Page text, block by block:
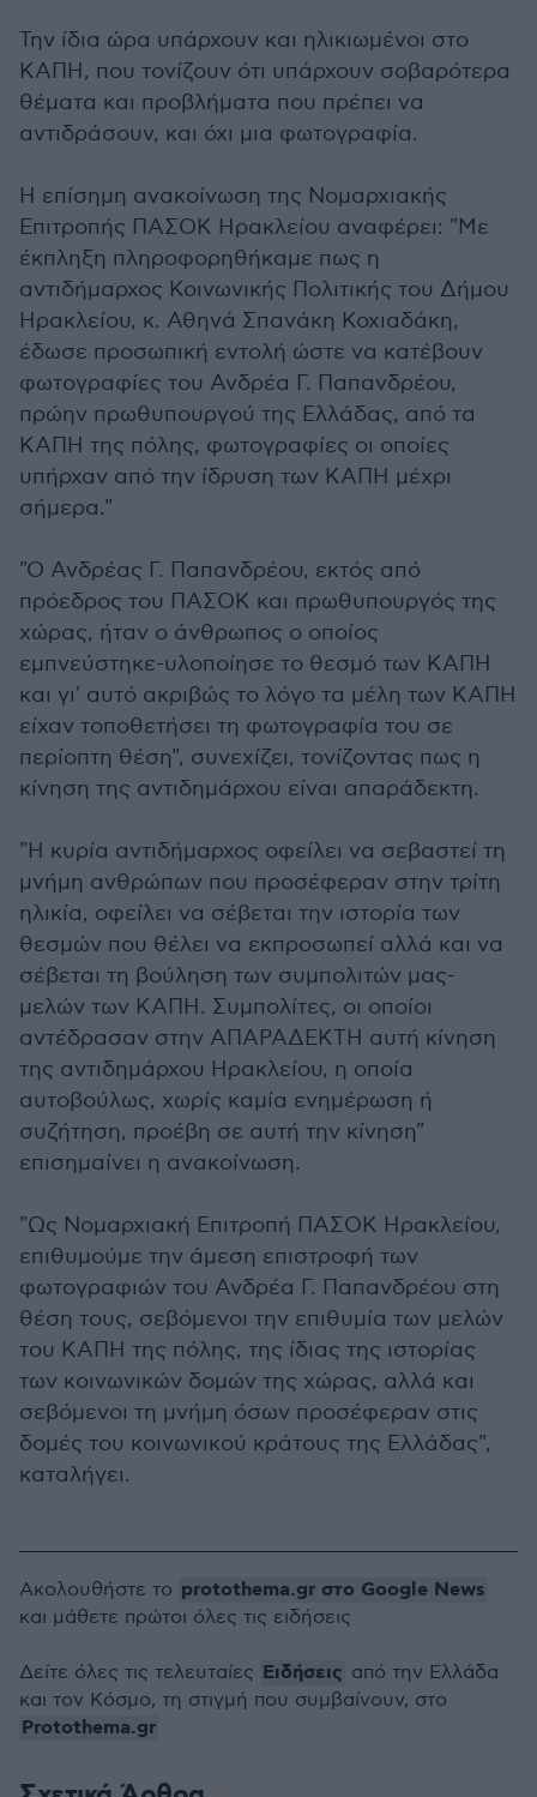
Την ίδια ώρα υπάρχουν και ηλικιωμένοι στο
ΚΑΠΗ, που τονίζουν ότι υπάρχουν σοβαρότερα
θέματα και προβλήματα που πρέπει να
αντιδράσουν, και όχι μια φωτογραφία.
Η επίσημη ανακοίνωση της Νομαρχιακής
Επιτροπής ΠΑΣΟΚ Ηρακλείου αναφέρει: "Με
έκπληξη πληροφορηθήκαμε πως η
αντιδήμαρχος Κοινωνικής Πολιτικής του Δήμου
Ηρακλείου, κ. Αθηνά Σπανάκη Κοχιαδάκη,
έδωσε προσωπική εντολή ώστε να κατέβουν
φωτογραφίες του Ανδρέα Γ. Παπανδρέου,
πρώην πρωθυπουργού της Ελλάδας, από τα
ΚΑΠΗ της πόλης, φωτογραφίες οι οποίες
υπήρχαν από την ίδρυση των ΚΑΠΗ μέχρι
σήμερα."
"Ο Ανδρέας Γ. Παπανδρέου, εκτός από
πρόεδρος του ΠΑΣΟΚ και πρωθυπουργός της
χώρας, ήταν ο άνθρωπος ο οποίος
εμπνεύστηκε-υλοποίησε το θεσμό των ΚΑΠΗ
και γι' αυτό ακριβώς το λόγο τα μέλη των ΚΑΠΗ
είχαν τοποθετήσει τη φωτογραφία του σε
περίοπτη θέση", συνεχίζει, τονίζοντας πως η
κίνηση της αντιδημάρχου είναι απαράδεκτη.
"Η κυρία αντιδήμαρχος οφείλει να σεβαστεί τη
μνήμη ανθρώπων που προσέφεραν στην τρίτη
ηλικία, οφείλει να σέβεται την ιστορία των
θεσμών που θέλει να εκπροσωπεί αλλά και να
σέβεται τη βούληση των συμπολιτών μας-
μελών των ΚΑΠΗ. Συμπολίτες, οι οποίοι
αντέδρασαν στην ΑΠΑΡΑΔΕΚΤΗ αυτή κίνηση
της αντιδημάρχου Ηρακλείου, η οποία
αυτοβούλως, χωρίς καμία ενημέρωση ή
συζήτηση, προέβη σε αυτή την κίνηση"
επισημαίνει η ανακοίνωση.
"Ως Νομαρχιακή Επιτροπή ΠΑΣΟΚ Ηρακλείου,
επιθυμούμε την άμεση επιστροφή των
φωτογραφιών του Ανδρέα Γ. Παπανδρέου στη
θέση τους, σεβόμενοι την επιθυμία των μελών
του ΚΑΠΗ της πόλης, της ίδιας της ιστορίας
των κοινωνικών δομών της χώρας, αλλά και
σεβόμενοι τη μνήμη όσων προσέφεραν στις
δομές του κοινωνικού κράτους της Ελλάδας",
καταλήγει.
Ακολουθήστε το protothema.gr στο Google News
και μάθετε πρώτοι όλες τις ειδήσεις
Δείτε όλες τις τελευταίες Ειδήσεις από την Ελλάδα
και τον Κόσμο, τη στιγμή που συμβαίνουν, στο
Protothema.gr